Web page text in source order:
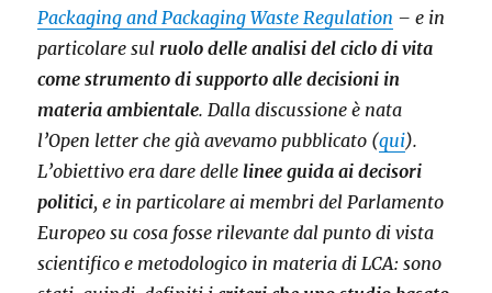
Packaging and Packaging Waste Regulation – e in
particolare sulruolo delle analisi del ciclo di vita
come strumento di supporto alle decisioni in
materia ambientale. Dalla discussione è nata
l’Open letter che già avevamo pubblicato (qui).
L’obiettivo era dare delle linee guida ai decisori
politici, e in particolare ai membri del Parlamento
Europeo su cosa fosse rilevante dal punto di vista
scientifico e metodologico in materia di LCA: sono